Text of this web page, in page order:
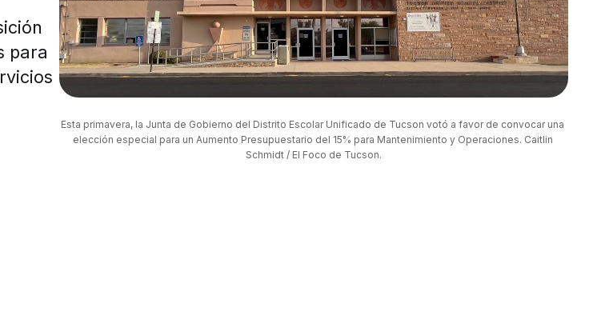
para
Esta primavera, la Junta de Gobierno del Distrito Escolar Unificado de Tucson votó a favor de convocar una
elección especial para un Aumento Presupuestario del 15% para Mantenimiento y Operaciones. Caitlin
Schmidt / El Foco de Tucson.